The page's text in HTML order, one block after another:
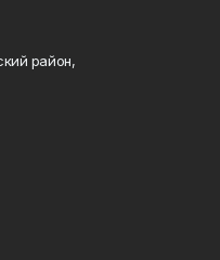
район,